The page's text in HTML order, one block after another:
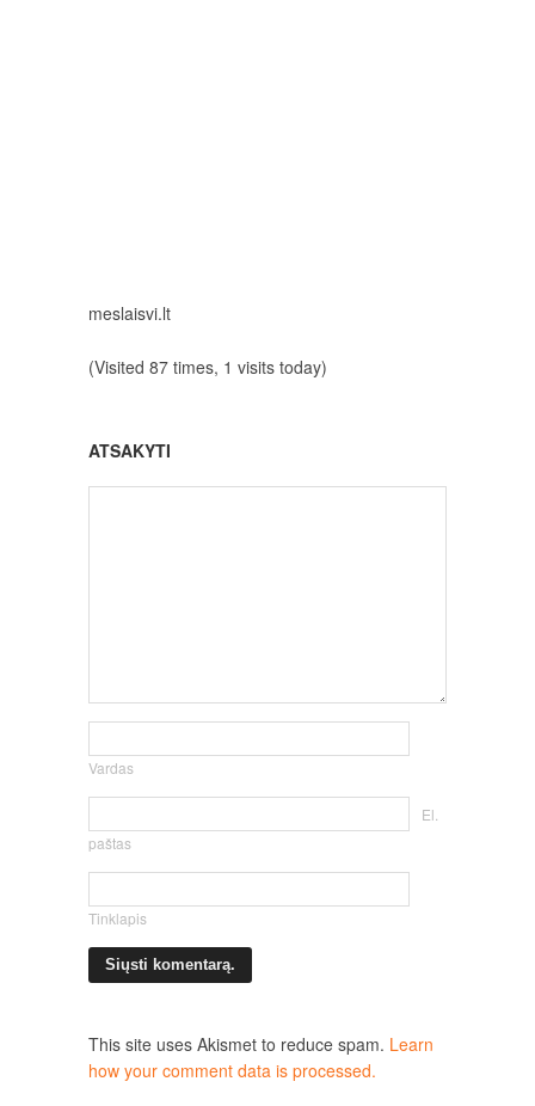
meslaisvi.lt
(Visited 87 times, 1 visits today)
ATSAKYTI
Vardas
El.
paštas
Tinklapis
This site uses Akismet to reduce spam. Learn
how your comment data is processed.